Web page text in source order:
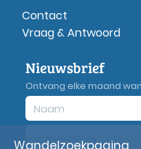
Contact
Vraag & Antwoord
Nieuwsbrief
Ontvang elke maand
Wandelzoekpagina